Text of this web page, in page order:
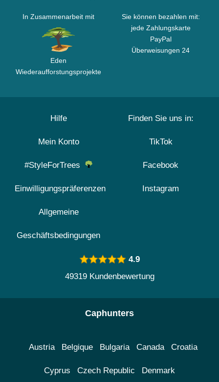
In Zusammenarbeit mit
Eden
Wiederaufforstungsprojekte
Sie können bezahlen mit:
jede Zahlungskarte
PayPal
Überweisungen 24
Hilfe
Mein Konto
#StyleForTrees
Einwilligungspräferenzen
Allgemeine
Geschäftsbedingungen
Finden Sie uns in:
TikTok
Facebook
Instagram
4.9
49319 Kundenbewertung
Caphunters
Austria Belgique Bulgaria Canada Croatia
Cyprus Czech Republic Denmark